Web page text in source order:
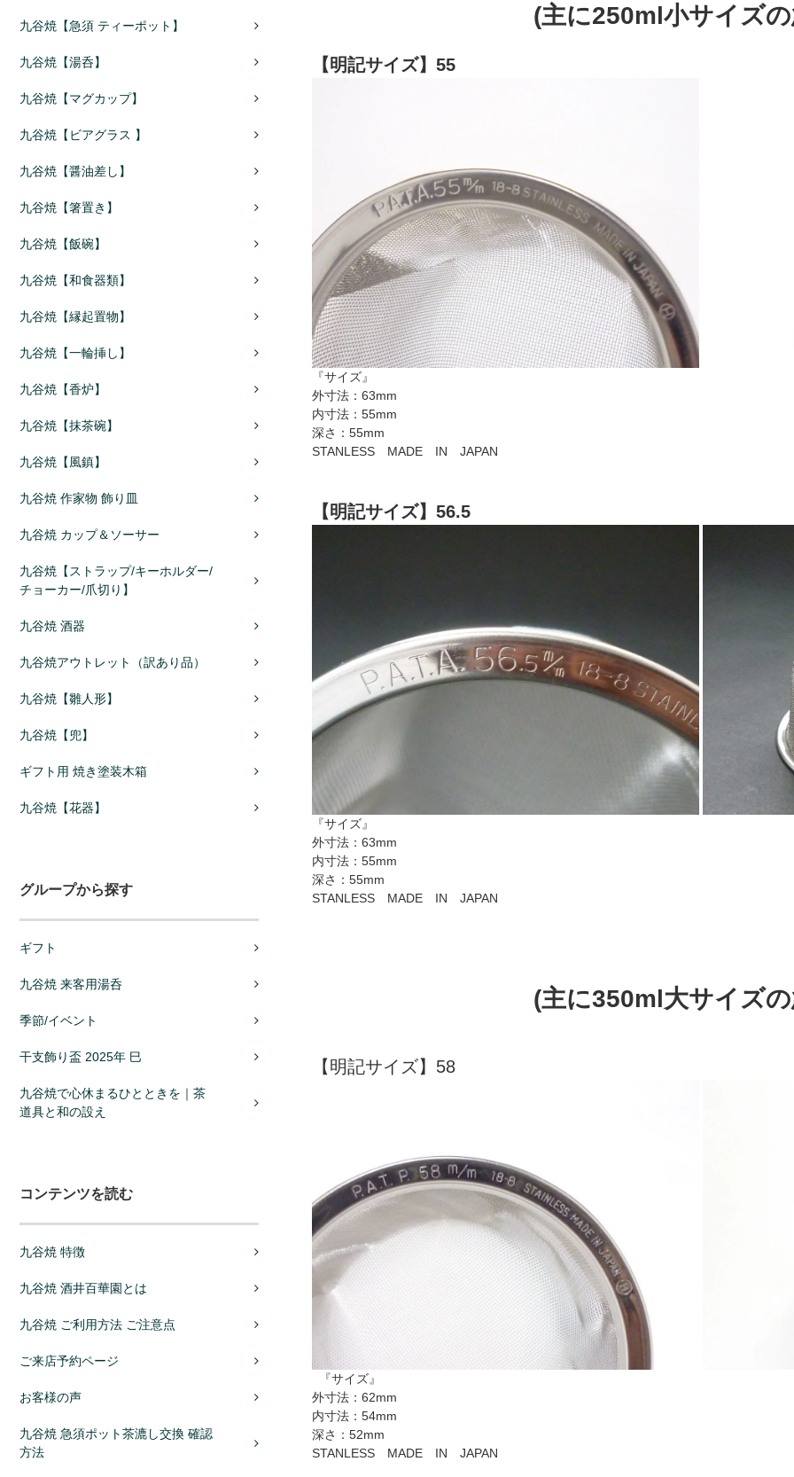
九谷焼【急須 ティーポット】
九谷焼【湯呑】
九谷焼【マグカップ】
九谷焼【ビアグラス 】
九谷焼【醤油差し】
九谷焼【箸置き】
九谷焼【飯碗】
九谷焼【和食器類】
九谷焼【縁起置物】
九谷焼【一輪挿し】
九谷焼【香炉】
九谷焼【抹茶碗】
九谷焼【風鎮】
九谷焼 作家物 飾り皿
九谷焼 カップ＆ソーサー
九谷焼【ストラップ/キーホルダー/
チョーカー/爪切り】
九谷焼 酒器
九谷焼アウトレット（訳あり品）
九谷焼【雛人形】
九谷焼【兜】
ギフト用 焼き塗装木箱
九谷焼【花器】
グループから探す
ギフト
九谷焼 来客用湯呑
季節/イベント
干支飾り盃 2025年 巳
九谷焼で心休まるひとときを｜茶
道具と和の設え
コンテンツを読む
九谷焼 特徴
九谷焼 酒井百華園とは
九谷焼 ご利用方法 ご注意点
ご来店予約ページ
お客様の声
九谷焼 急須ポット茶漉し交換 確認
方法
(主に250ml小サイズ
【明記サイズ】55
『サイズ』
外寸法：63mm
内寸法：55mm
深さ：55mm
STANLESS MADE IN JAPAN
【明記サイズ】56.5
『サイズ』
外寸法：63mm
内寸法：55mm
深さ：55mm
STANLESS MADE IN JAPAN
(主に350ml大サイズ
【明記サイズ】58
『サイズ』
外寸法：62mm
内寸法：54mm
深さ：52mm
STANLESS MADE IN JAPAN